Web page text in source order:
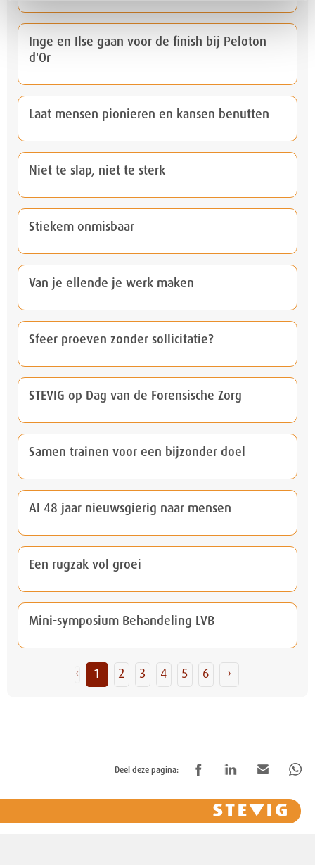
Inge en Ilse gaan voor de finish bij Peloton
d'Or
Laat mensen pionieren en kansen benutten
Niet te slap, niet te sterk
Stiekem onmisbaar
Van je ellende je werk maken
Sfeer proeven zonder sollicitatie?
STEVIG op Dag van de Forensische Zorg
Samen trainen voor een bijzonder doel
Al 48 jaar nieuwsgierig naar mensen
Een rugzak vol groei
Mini-symposium Behandeling LVB
‹ 1 2 3 4 5 6 ›
Deel deze pagina: